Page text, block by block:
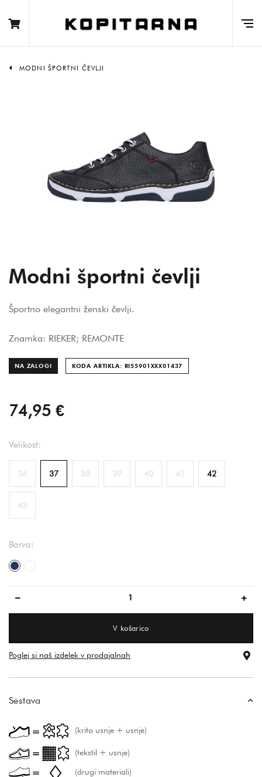
MODNI ŠPORTNI ČEVLJI
Modni športni čevlji
Športno elegantni ženski čevlji.
Znamka: RIEKER; REMONTE
NA ZALOGI KODA ARTIKLA: RI55901XXX01437
74,95 €
Velikost:
36 37 38 39 40 41 42
43
Barva:
temno modra
bela
V košarico
Poglej si naš izdelek v prodajalnah
Sestava
(krito usnje + usnje)
(tekstil + usnje)
(drugi materiali)